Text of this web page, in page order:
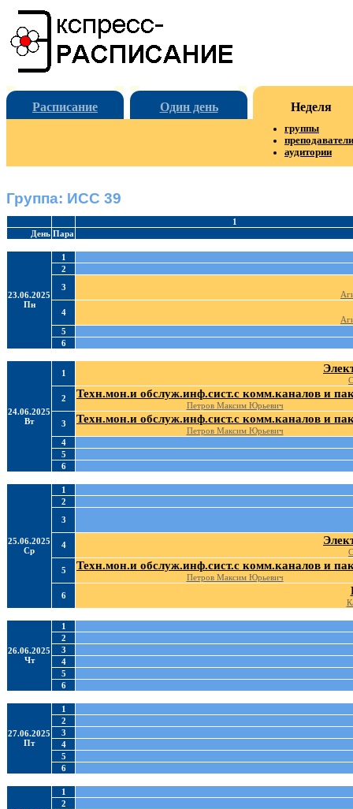
Расписание Один день Неделя
группы
преподаватели
аудитории
Группа: ИСС 39
1
День Пара
23.06.2025
Пн
1
2
3
4
5
6
24.06.2025
Вт
1
2
Техн.мон.и обслуж.инф.сист.с комм.каналов и
Петров Максим Юрьевич
3
Техн.мон.и обслуж.инф.сист.с комм.каналов и
Петров Максим Юрьевич
4
5
6
25.06.2025
Ср
1
2
3
4
5
Техн.мон.и обслуж.инф.сист.с комм.каналов и
Петров Максим Юрьевич
6
26.06.2025
Чт
1
2
3
4
5
6
27.06.2025
Пт
1
2
3
4
5
6
1
2